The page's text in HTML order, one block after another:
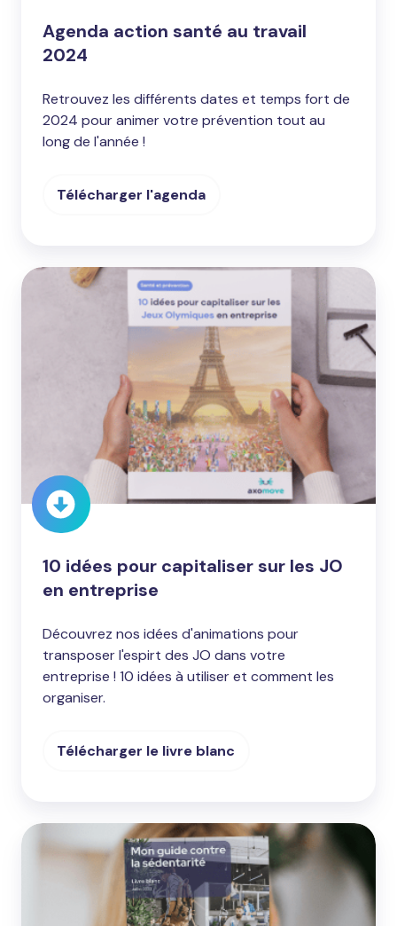
Agenda action santé au travail
2024
Retrouvez les différents dates et temps fort de
2024 pour animer votre prévention tout au
long de l'année !
Télécharger l'agenda
10
entreprise
10 idées pour capitaliser sur les JO
en entreprise
Découvrez nos idées d'animations pour
transposer l'espirt des JO dans votre
entreprise ! 10 idées à utiliser et comment les
organiser.
Télécharger le livre blanc
Mon
guide